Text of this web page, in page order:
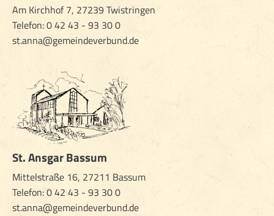
Am Kirchhof 7, 27239 Twistringen
Telefon:0 42 43 - 93 30 0
st.anna@gemeindeverbund.de
St. Ansgar Bassum
Mittelstraße 16, 27211 Bassum
Telefon: 0 42 43 - 93 30 0
st.anna@gemeindeverbund.de